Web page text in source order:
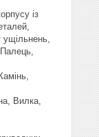
із
Вилка,